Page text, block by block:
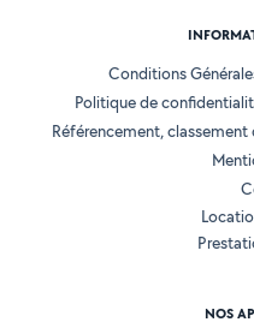
Conditions
Politique de
Référencement,
NOS